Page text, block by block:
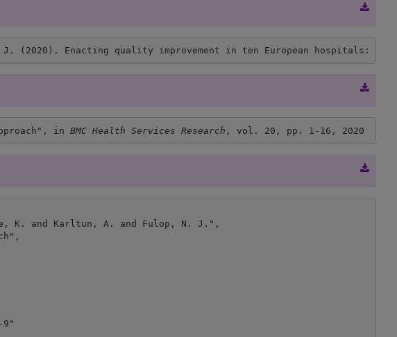
Enacting quality improvement in ten European hospitals: a
in BMC Health Services Research , vol. 20, pp. 1-16, 2020